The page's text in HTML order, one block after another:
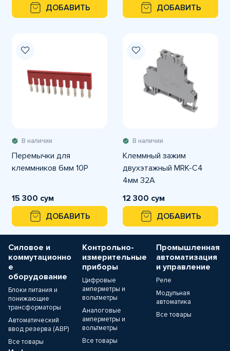
ДОБАВИТЬ
ДОБАВИТЬ
В наличии
Перемычки для
клеммников 6мм 10P
15 300 сум
ДОБАВИТЬ
В наличии
Клеммный зажим
двухэтажный MRK-C4
4мм 32A
12 300 сум
ДОБАВИТЬ
Силовое и
коммутационно
е
оборудование
Блоки питания и
понижающие
трансформаторы
Автоматический
ввод резерва (АВР)
Все товары
Контрольно-
измерительные
приборы
Цифровые
амперметры и
вольтметры
Аналоговые
амперметры и
вольтметры
Все товары
Промышленная
автоматизация
и управление
Реле
Модульная
автоматика
Все товары